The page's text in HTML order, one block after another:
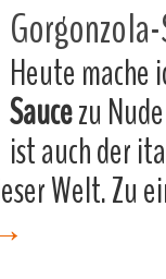
Heute
Saucezu
ist auch der
Welt. Zu